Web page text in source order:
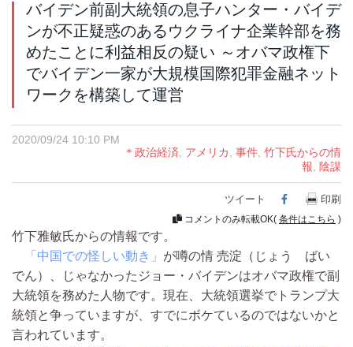
バイデン前副大統領の息子ハンター・バイデ
ンが不正疑惑のあるウクライナ企業幹部を務
めたことに利益相反の疑い ～オバマ政権下
でバイデン一家が大規模国際犯罪金融ネット
ワークを構築して運営
2020/09/24 10:10 PM
＊政治経済
アメリカ 事件 竹下氏からの情
報
陰謀
ツイート Facebook
印刷
コメントのみ転載OK( 条件はこちら )
竹下雅敏氏からの情報です。
「中国での怪しい動き」 が噂の情 売淀（じょう ばい
でん）、じゃなかったジョー・バイデンはオバマ政権で副
大統領を務めた人物です。現在、大統領選挙でトランプ大
統領と争っていますが、すでにボケているのではないかと
言われています。